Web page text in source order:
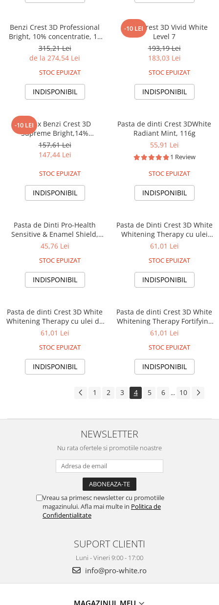
Benzi Crest 3D Professional
Bright, 10% concentratie, 10
zile, 20 benzi, aplicare 30 min,
nivel albire 6, benzi albire
dinti
315,21 Lei
de la 274,54 Lei
STOC EPUIZAT
INDISPONIBIL
-10 LEI
Benzi Crest 3D Vivid White
Level 7
193,19 Lei
183,03 Lei
STOC EPUIZAT
INDISPONIBIL
-10 LEI
7 zile x Benzi Crest 3D
Supreme Bright,14%
concentratie, 7 plicuri, 14
benzi albire, aplicare 60 min,
nivel albire 8, benzi albire
dinti
157,61 Lei
147,44 Lei
STOC EPUIZAT
INDISPONIBIL
Pasta de dinti Crest 3DWhite
Radiant Mint, 116g
55,91 Lei
1 Review
STOC EPUIZAT
INDISPONIBIL
Pasta de Dinti Pro-Health
Sensitive & Enamel Shield,
130 g, dinti sensibili
45,76 Lei
STOC EPUIZAT
INDISPONIBIL
Pasta de Dinti Crest 3D White
Whitening Therapy cu ulei
esential de menta, 116gr
61,01 Lei
STOC EPUIZAT
INDISPONIBIL
Pasta de dinti Crest 3D White
Whitening Therapy cu ulei de
Cocos, 116gr
61,01 Lei
STOC EPUIZAT
INDISPONIBIL
Pasta de dinti Crest 3D White
Whitening Therapy Fortifying
Mineral, 116gr
61,01 Lei
STOC EPUIZAT
INDISPONIBIL
1 2 3 4 5 6 ... 10
NEWSLETTER
Nu rata ofertele si promotiile noastre
Vreau sa primesc newsletter cu promotiile
magazinului. Afla mai multe in Politica de
Confidentialitate
SUPORT CLIENTI
Luni - Vineri 9:00 - 17:00
info@pro-white.ro
MAGAZINUL MEU